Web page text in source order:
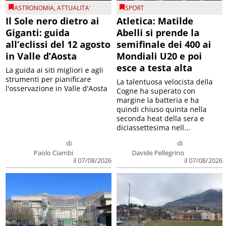
ASTRONOMIA,ATTUALITA'
Il Sole nero dietro ai
Giganti: guida
all’eclissi del 12 agosto
in Valle d’Aosta
di
Paolo Ciambi
il 07/08/2026
La guida ai siti migliori e agli
strumenti per pianificare
l'osservazione in Valle d'Aosta
SPORT
Atletica: Matilde
Abelli si prende la
semifinale dei 400 ai
Mondiali U20 e poi
esce a testa alta
di
Davide Pellegrino
il 07/08/2026
La talentuosa velocista della
Cogne ha superato con
margine la batteria e ha
quindi chiuso quinta nella
seconda heat della sera e
diciassettesima nell...